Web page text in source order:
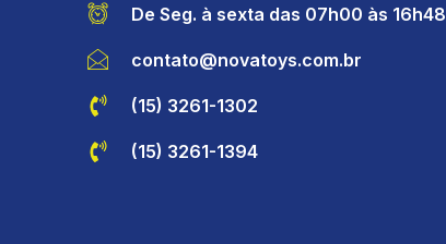
De Seg. à sexta das 07h00 às 16h48
contato@novatoys.com.br
(15) 3261-1302
(15) 3261-1394